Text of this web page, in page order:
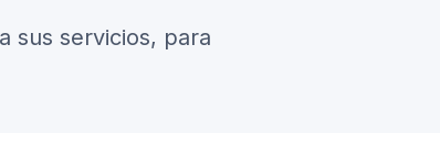
sus servicios, para